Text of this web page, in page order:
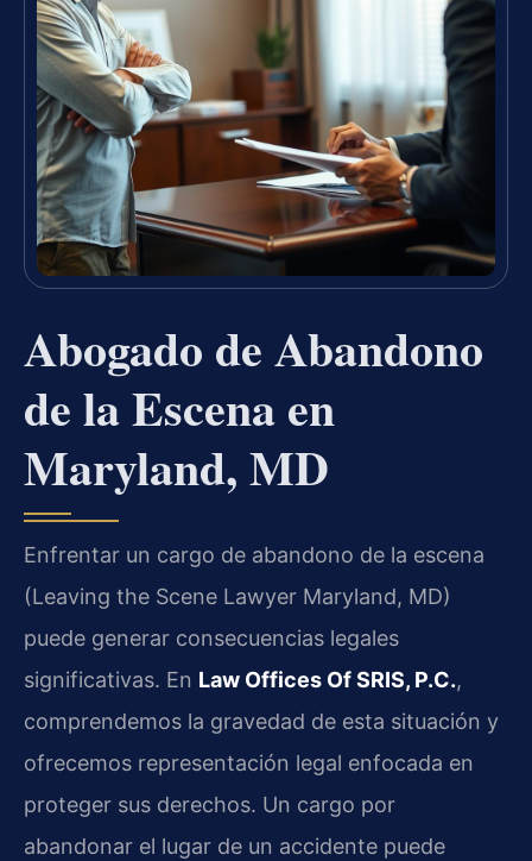
Abogado de Abandono
de la Escena en
Maryland, MD
Enfrentar un cargo de abandono de la escena
(Leaving the Scene Lawyer Maryland, MD)
puede generar consecuencias legales
significativas. En Law Offices Of SRIS, P.C.,
comprendemos la gravedad de esta situación y
ofrecemos representación legal enfocada en
proteger sus derechos. Un cargo por
abandonar el lugar de un accidente puede